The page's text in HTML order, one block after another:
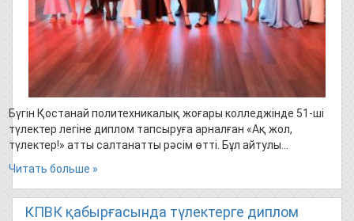
Бүгін Қостанай политехникалық жоғары колледжінде 51-ші
түлектер легіне диплом тапсыруға арналған «Ақ жол,
түлектер!» атты салтанатты рәсім өтті. Бұл айтулы…
Читать больше »
КПВК қабырғасында түлектерге диплом